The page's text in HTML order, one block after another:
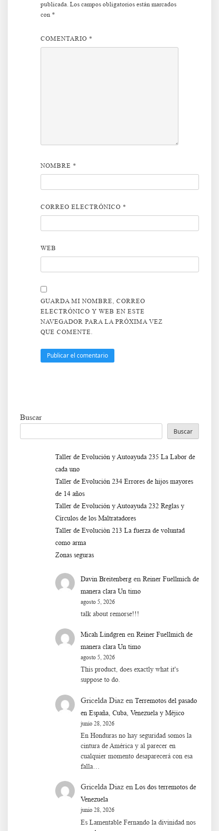
publicada. Los campos obligatorios están marcados
con *
COMENTARIO *
NOMBRE *
CORREO ELECTRÓNICO *
WEB
GUARDA MI NOMBRE, CORREO
ELECTRÓNICO Y WEB EN ESTE
NAVEGADOR PARA LA PRÓXIMA VEZ
QUE COMENTE.
Buscar
Buscar
Taller de Evolución y Autoayuda 235 La Labor de
cada uno
Taller de Evolución 234 Errores de hijos mayores
de 14 años
Taller de Evolución y Autoayuda 232 Reglas y
Círculos de los Maltratadores
Taller de Evoluciòn 213 La fuerza de voluntad
como arma
Zonas seguras
Davin Breitenberg en Reiner Fuellmich de
manera clara Un timo
agosto 5, 2026
talk about remorse!!!
Micah Lindgren en Reiner Fuellmich de
manera clara Un timo
agosto 5, 2026
This product, does exactly what it's
suppose to do.
Gricelda Diaz en Terremotos del pasado
en España, Cuba, Venezuela y Méjico
junio 28, 2026
En Honduras no hay seguridad somos la
cintura de América y al parecer en
cualquier momento desaparecerá con esa
falla…
Gricelda Diaz en Los dos terremotos de
Venezuela
junio 28, 2026
Es Lamentable Fernando la divinidad nos